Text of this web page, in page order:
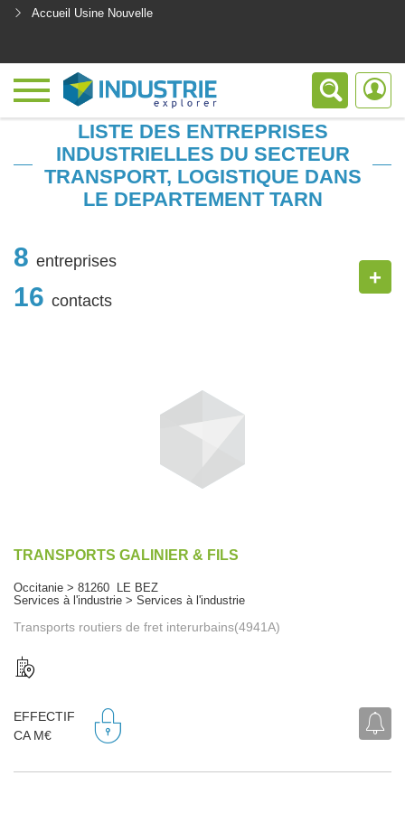
Accueil Usine Nouvelle
LISTE DES ENTREPRISES
INDUSTRIELLES DU SECTEUR
TRANSPORT, LOGISTIQUE DANS
LE DEPARTEMENT TARN
8 entreprises
16 contacts
+
TRANSPORTS GALINIER & FILS
Occitanie > 81260 LE BEZ
Services à l'industrie > Services à l'industrie
Transports routiers de fret interurbains(4941A)
EFFECTIF
CA M€